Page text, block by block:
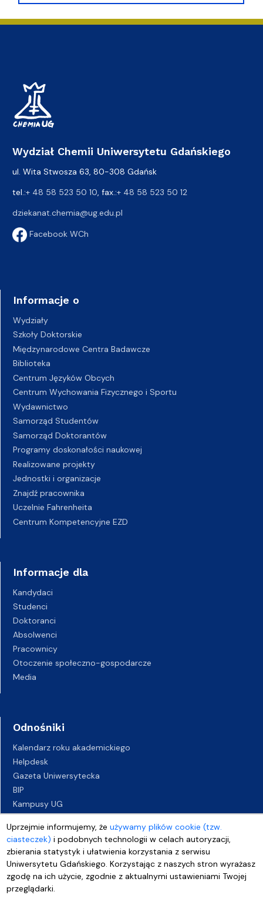
Uprzejmie informujemy, żeużywamy plików cookie (tzw.
ciasteczek) i podobnych technologii w celach autoryzacji,
zbierania statystyk i ułatwienia korzystania z serwisu
Uniwersytetu Gdańskiego. Korzystając z naszych stron wyrażasz
zgodę na ich użycie, zgodnie z aktualnymi ustawieniami Twojej
przeglądarki.
Wydział Chemii Uniwersytetu Gdańskiego
ul. Wita Stwosza 63, 80-308 Gdańsk
tel.:+ 48 58 523 50 10 , fax.:+ 48 58 523 50 12
dziekanat.chemia@ug.edu.pl
Facebook WCh
Informacje o
Wydziały
Szkoły Doktorskie
Międzynarodowe Centra Badawcze
Biblioteka
Centrum Języków Obcych
Centrum Wychowania Fizycznego i Sportu
Wydawnictwo
Samorząd Studentów
Samorząd Doktorantów
Programy doskonałości naukowej
Realizowane projekty
Jednostki i organizacje
Znajdź pracownika
Uczelnie Fahrenheita
Centrum Kompetencyjne EZD
Informacje dla
Kandydaci
Studenci
Doktoranci
Absolwenci
Pracownicy
Otoczenie społeczno-gospodarcze
Media
Odnośniki
Kalendarz roku akademickiego
Helpdesk
Gazeta Uniwersytecka
BIP
Kampusy UG
Biuro Karier UG
Oferty pracy
Deklaracja dostępności